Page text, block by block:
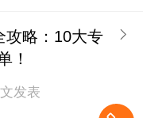
攻略：10大专
！
发表